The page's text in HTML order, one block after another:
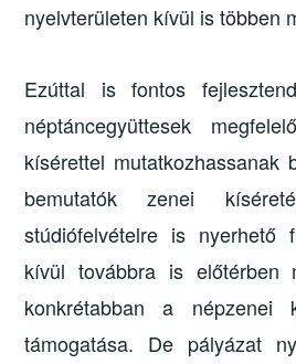
nyelvterületen kívül is többen
Ezúttal is fontos
néptáncegyüttesek
kísérettel
bemutatók zenei
stúdiófelvételre is nyerhető
kívül továbbra is előtérben
konkrétabban a népzenei
támogatása. De pályázat